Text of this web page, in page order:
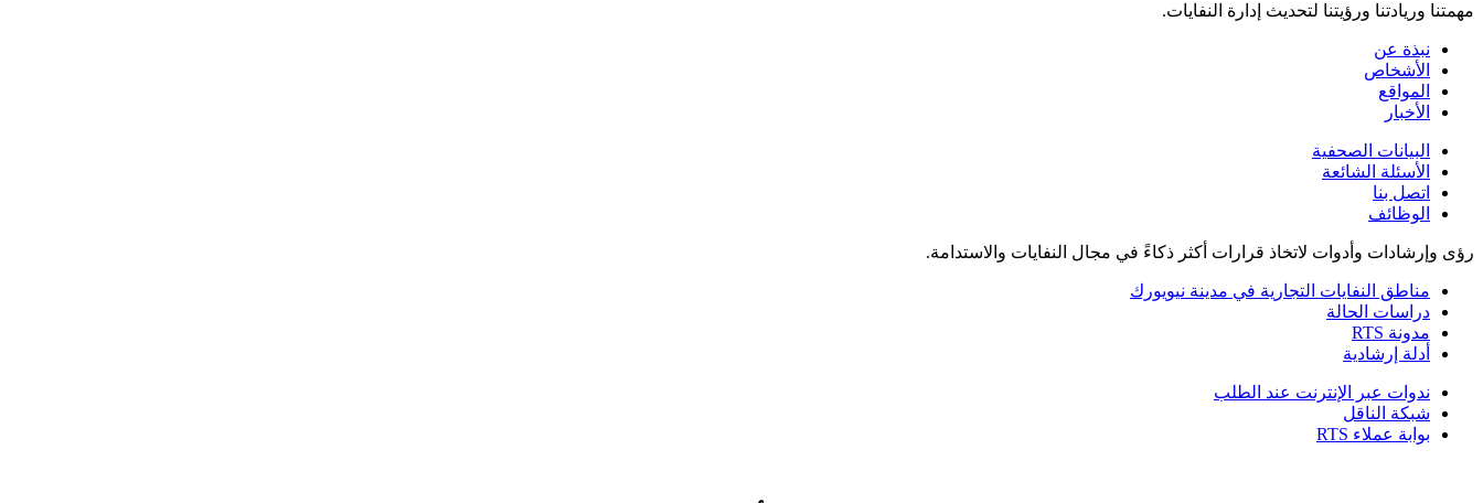
مهمتنا وريادتنا ورؤيتنا لتحديث إدارة النفايات.
نبذة عن
الأشخاص
المواقع
الأخبار
البيانات الصحفية
الأسئلة الشائعة
اتصل بنا
الوظائف
رؤى وإرشادات وأدوات لاتخاذ قرارات أكثر ذكاءً في مجال النفايات والاستدامة.
مناطق النفايات التجارية في مدينة نيويورك
دراسات الحالة
مدونة RTS
أدلة إرشادية
ندوات عبر الإنترنت عند الطلب
شبكة الناقل
بوابة عملاء RTS